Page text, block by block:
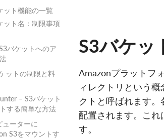
ット機能の一覧
ット名：制限事項
バケットへのア
ットの制限と料
– S3バケット
する簡単な方法
ューターに
S3をマウントす
S3バケッ
Amazonプラットフ
ィレクトリという
クトと呼ばれます
配置されます。これ
す。